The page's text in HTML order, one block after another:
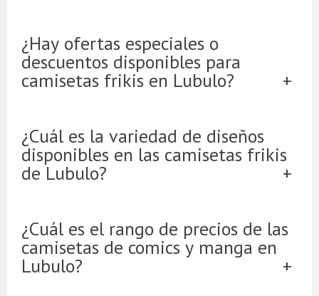
¿Hay ofertas especiales o
descuentos disponibles para
camisetas frikis en Lubulo?
¿Cuál es la variedad de diseños
disponibles en las camisetas frikis
de Lubulo?
¿Cuál es el rango de precios de las
camisetas de comics y manga en
Lubulo?